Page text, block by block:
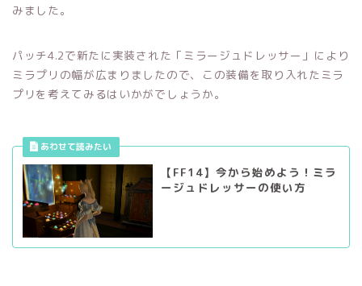
みました。
パッチ4.2で新たに実装された「ミラージュドレッサー」により
ミラプリの幅が広まりましたので、この装備を取り入れたミラ
プリを考えてみるはいかがでしょうか。
【FF14】今から始めよう！ミラ
ージュドレッサーの使い方